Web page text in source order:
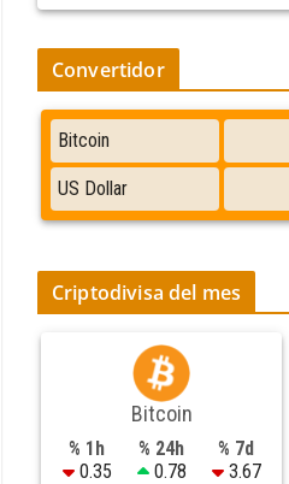
Convertidor
Criptodivisa del mes
Bitcoin
% 1h
0.35
% 24h
0.78
% 7d
3.67